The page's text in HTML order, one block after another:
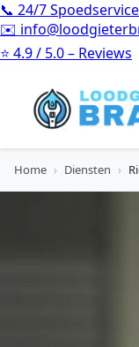
📞 24/7 Spoedservice
✉️
⭐ 4.9 / 5.0 – Reviews
Home › Diensten ›